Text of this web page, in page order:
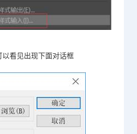
看见出现下面对话框